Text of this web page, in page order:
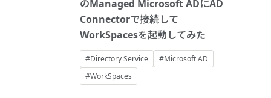
のManaged Microsoft ADにAD
Connectorで接続して
WorkSpacesを起動してみた
#Directory Service
#Microsoft AD
#WorkSpaces